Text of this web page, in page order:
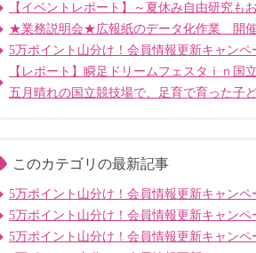
【イベントレポート】～夏休み自由研究も
★業務説明会★広報紙のデータ化作業 開催
5万ポイント山分け！会員情報更新キャン
【レポート】瞬足ドリームフェスタｉｎ国
五月晴れの国立競技場で、足育で育った子
このカテゴリの最新記事
5万ポイント山分け！会員情報更新キャン
5万ポイント山分け！会員情報更新キャン
5万ポイント山分け！会員情報更新キャン